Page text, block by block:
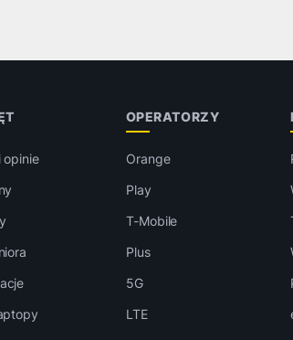
opinie
OPERATORZY
Orange
Play
T-Mobile
Plus
5G
LTE